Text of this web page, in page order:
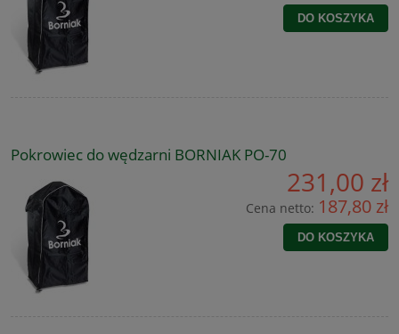
DO KOSZYKA
Pokrowiec do wędzarni BORNIAK PO-70
231,00 zł
Cena netto: 187,80 zł
DO KOSZYKA